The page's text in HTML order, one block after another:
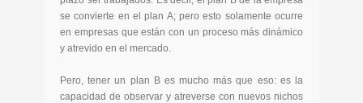
se convierte en el plan A; pero esto solamente ocurre
en empresas que están con un proceso más dinámico
y atrevido en el mercado.
Pero, tener un plan B es mucho más que eso: es la
capacidad de observar y atreverse con nuevos nichos